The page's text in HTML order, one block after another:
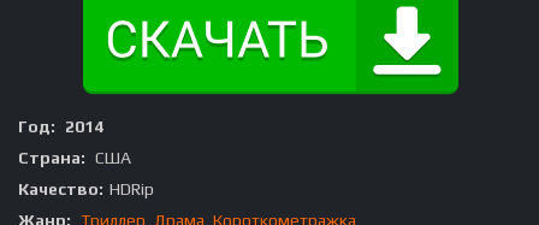
Год:
2014
Страна: США
Качество: HDRip
Жанр: Триллер Драма Короткометражка